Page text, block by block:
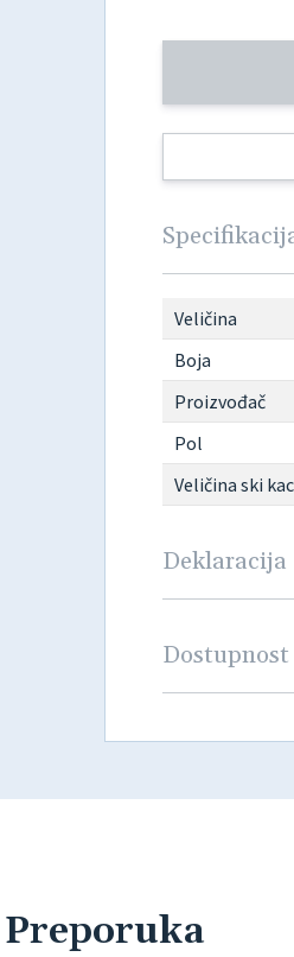
Veličina
Boja
Proizvođač
Pol
Veličina ski
Deklaracija
Preporuka